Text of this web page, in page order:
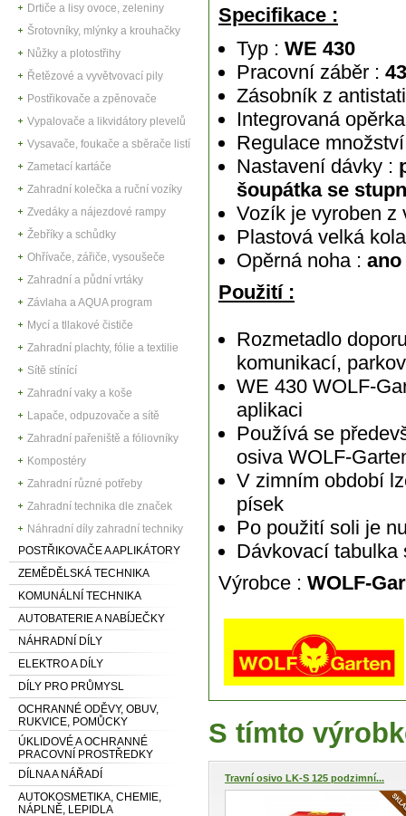
Drtiče a lisy ovoce, zeleniny
Šrotovníky, mlýnky a krouhačky
Nůžky a plotostřihy
Řetězové a vyvětvovací pily
Postřikovače a zpěnovače
Vypalovače a likvidátory plevelů
Vysavače, foukače a sběrače listí
Zametací kartáče
Zahradní kolečka a ruční vozíky
Zvedáky a nájezdové rampy
Žebříky a schůdky
Ohřívače, zářiče, vysoušeče
Zahradní a půdní vrtáky
Závlaha a AQUA program
Mycí a tllakové čističe
Zahradní plachty, fólie a textilie
Sítě stínící
Zahradní vaky a koše
Lapače, odpuzovače a sítě
Zahradní pařeniště a fóliovníky
Kompostéry
Zahradní různé potřeby
Zahradní technika dle značek
Náhradní díly zahradní techniky
POSTŘIKOVAČE A APLIKÁTORY
ZEMĚDĚLSKÁ TECHNIKA
KOMUNÁLNÍ TECHNIKA
AUTOBATERIE A NABÍJEČKY
NÁHRADNÍ DÍLY
ELEKTRO A DÍLY
DÍLY PRO PRŮMYSL
OCHRANNÉ ODĚVY, OBUV,
RUKVICE, POMŮCKY
ÚKLIDOVÉ A OCHRANNÉ
PRACOVNÍ PROSTŘEDKY
DÍLNA A NÁŘADÍ
AUTOKOSMETIKA, CHEMIE,
NÁPLNĚ, LEPIDLA
Specifikace :
Typ :WE 430
Pracovní záběr :
Zásobník z
Integrovaná
Regulace
Nastavení dávky :
šoupátka se
Vozík je vyroben z
Plastová velká
Opěrná noha :ano
Použití :
Rozmetadlo
komunikací,
WE 430 WOLF-
aplikaci
Používá se
osiva WOLF-
V zimním období
písek
Po použití soli je
Dávkovací tabulka
Výrobce : WOLF-
S tímto
Travní osivo LK-S 125 podzimní...